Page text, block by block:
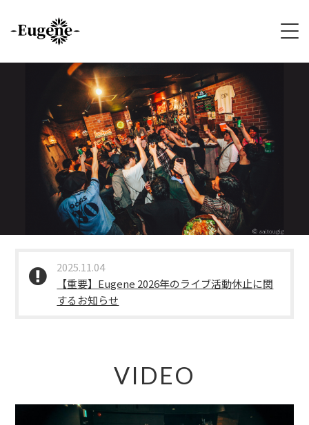
HOME
ABOUT
LIVE
VIDEO
DISCOGRAPHY
2025.11.04
【重要】Eugene 2026年のライブ活動休止に関
するお知らせ
VIDEO